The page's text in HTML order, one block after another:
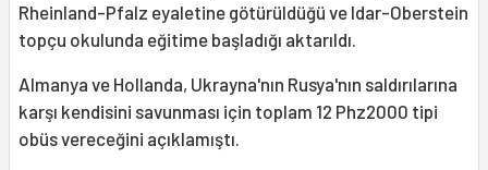
Rheinland-Pfalz eyaletine götürüldüğü ve Idar-Oberstein
topçu okulunda eğitime başladığı aktarıldı.
Almanya ve Hollanda, Ukrayna'nın Rusya'nın saldırılarına
karşı kendisini savunması için toplam 12 Phz2000 tipi
obüs vereceğini açıklamıştı.